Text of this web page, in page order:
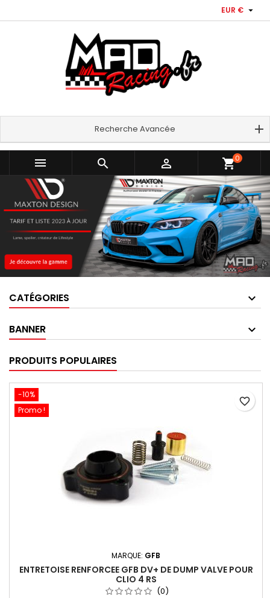
EUR € 
Recherche Avancée
   shopping_cart0
CATÉGORIES
BANNER
PRODUITS POPULAIRES
-10%
Promo !
MARQUE: GFB
ENTRETOISE RENFORCEE GFB DV+ DE DUMP VALVE POUR
CLIO 4 RS
(0)
favorite_border